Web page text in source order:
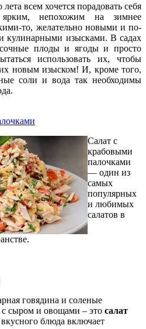
всем хочется порадовать себя
непохожим на зимнее
то, желательно новыми и по-
кулинарными изысками. В садах
сочные плоды и ягоды и просто
использовать их, чтобы
новым изыском! И, кроме того,
соли и вода так необходимы
Салат с
крабовыми
палочками
— один из
самых
популярных
и любимых
салатов в
говядина и соленые
сыром и овощами – это салат
вкусного блюда включает